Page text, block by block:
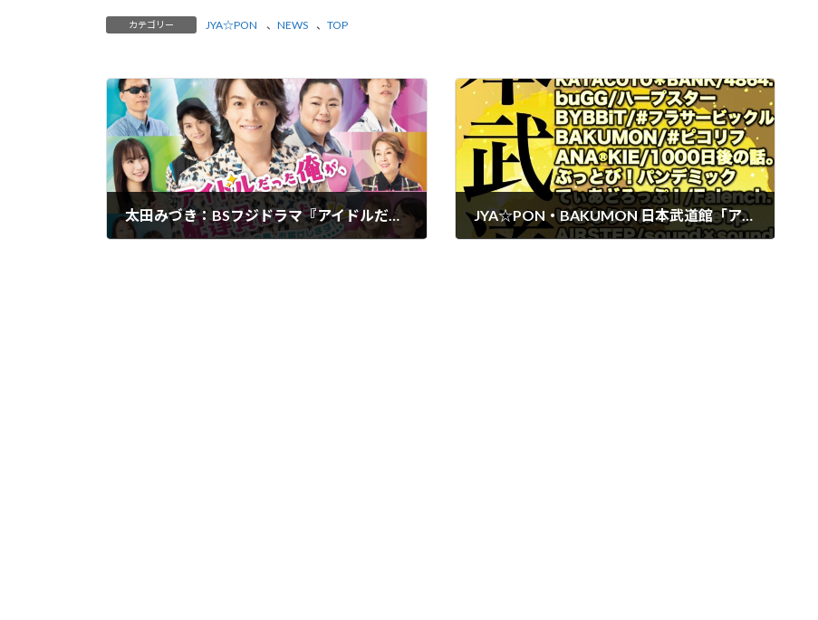
カテゴリー JYA☆PON 、 NEWS 、TOP
太田みづき：BSフジドラマ『アイドルだった俺が、配達員になった。』 JYA☆PON・BAKUMON 日本武道館「アナフェス武道館」出演決定